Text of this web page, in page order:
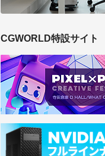
CGWORLD特設サイト